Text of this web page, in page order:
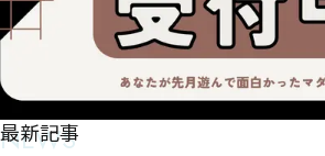
NEWS
最新記事